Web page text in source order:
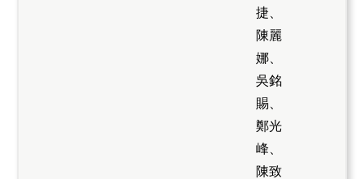
捷、
陳麗
娜、
吳銘
賜、
鄭光
峰、
陳致